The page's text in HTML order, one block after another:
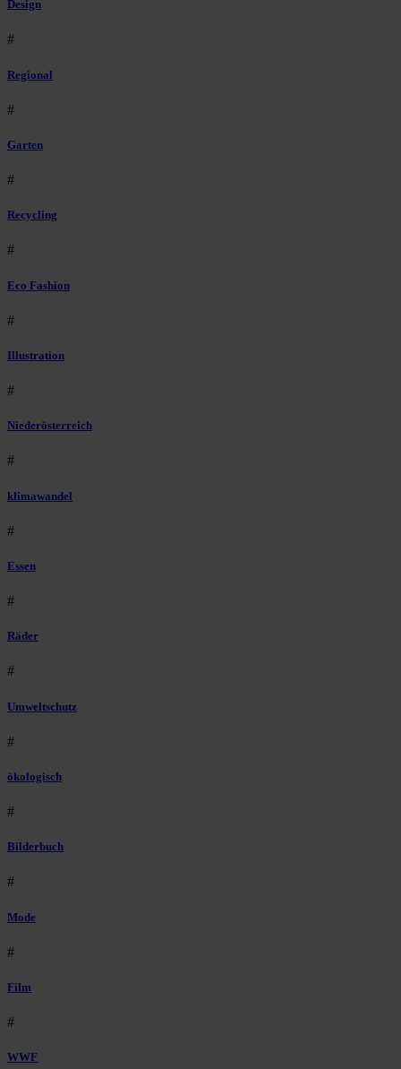
Design
#
Regional
#
Garten
#
Recycling
#
Eco Fashion
#
Illustration
#
Niederösterreich
#
klimawandel
#
Essen
#
Räder
#
Umweltschutz
#
ökologisch
#
Bilderbuch
#
Mode
#
Film
#
WWF